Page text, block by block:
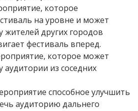
которое
на уровне и может
жителей других городов
фестиваль вперед.
которое может
аудитории из соседних
способное улучшить
аудиторию дальнего